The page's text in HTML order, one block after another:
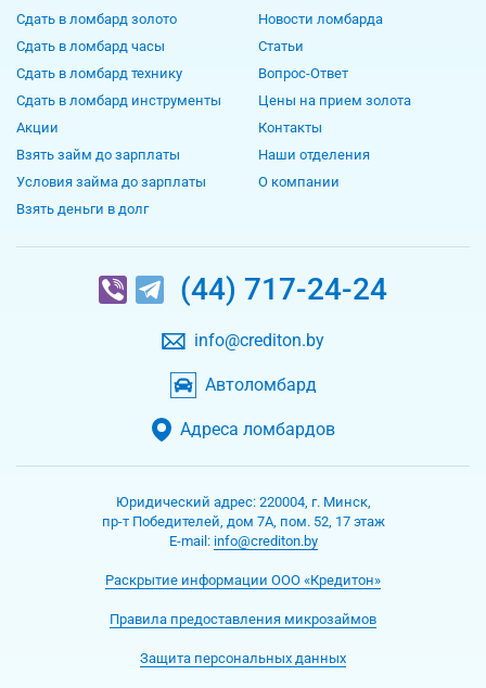
Сдать в ломбард золото
Сдать в ломбард часы
Сдать в ломбард технику
Сдать в ломбард инструменты
Акции
Взять займ до зарплаты
Условия займа до зарплаты
Взять деньги в долг
Новости ломбарда
Статьи
Вопрос-Ответ
Цены на прием золота
Контакты
Наши отделения
О компании
(44) 717-24-24
info@crediton.by
Автоломбард
Адреса ломбардов
Юридический адрес: 220004, г. Минск,
пр-т Победителей, дом 7А, пом. 52, 17 этаж
Е-mаil: info@crediton.by
Раскрытие информации ООО «Кредитон»
Правила предоставления микрозаймов
Защита персональных данных